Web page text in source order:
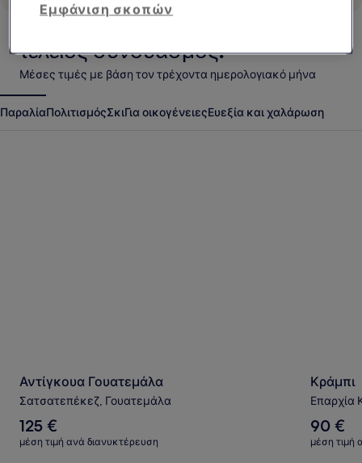
Το στυλ σας. Αυτές οι διαμονές. Ο
τέλειος συνδυασμός.
Μέσες τιμές με βάση τον τρέχοντα ημερολογιακό μήνα
ΠαραλίαΠολιτισμόςΣκιΓια οικογένειεςΕυεξία και χαλάρωση
Αντίγκουα Γουατεμάλα
Σατσατεπέκεζ, Γουατεμάλα
Η
μέση
τιμή
125 €
μέση τιμή ανά διανυκτέρευση
Κράμπι
Επαρχία
Η
μέση
τιμή
90 €
μέση τιμή
Εμφάνιση σκοπών